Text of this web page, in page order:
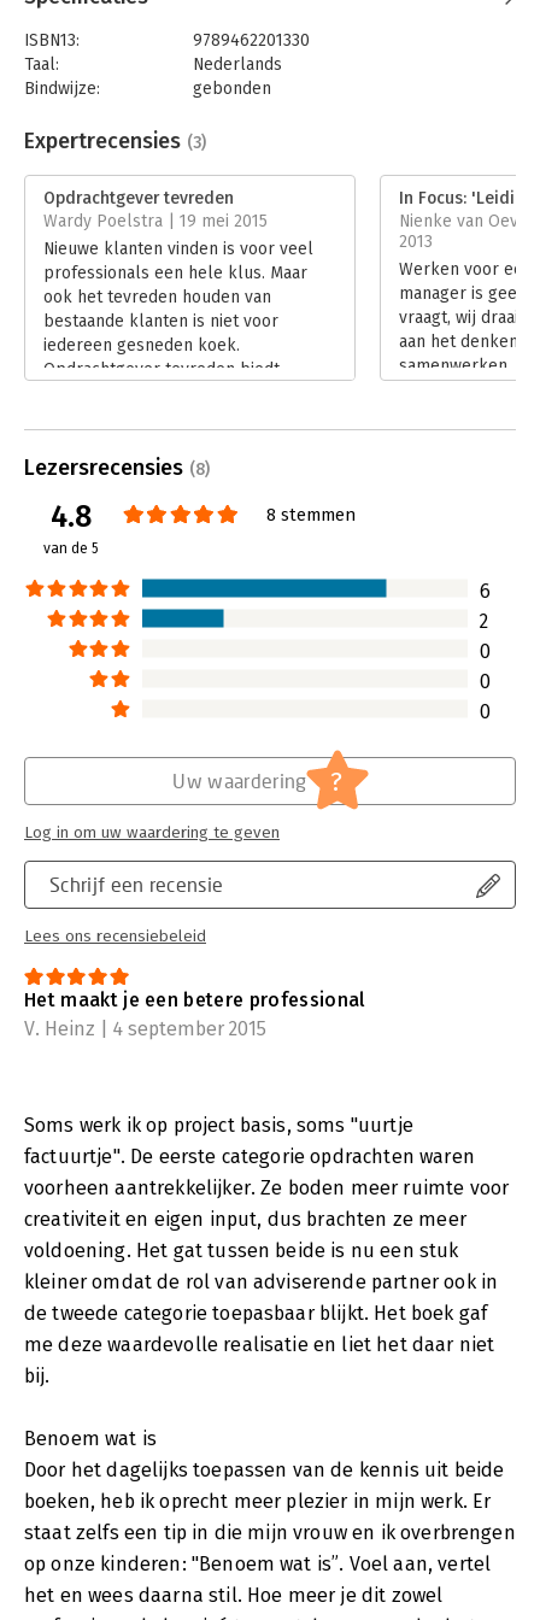
ISBN13:
9789462201330
Taal:
Nederlands
Bindwijze:
gebonden
Uitgever:
Boom
Verschijningsdatum:
Hoofdrubriek: Advisering
Expertrecensies (3)
Opdrachtgever tevreden
Wardy Poelstra | 19 mei 2015
Nieuwe klanten vinden is voor veel
professionals een hele klus. Maar
ook het tevreden houden van
bestaande klanten is niet voor
iedereen gesneden koek.
Opdrachtgever tevreden biedt
In Focus:
Nienke van
2013
Werken voor
manager is geen
vraagt, wij
aan het denken
samenwerken,
Wat vinden de
Lees verder
Lezersrecensies (8)
4.8
van de 5
8 stemmen
6
2
0
0
0
Schrijf een recensie
Lees ons recensiebeleid
Uw waardering ?
Log in om uw waardering te geven
Het maakt je een betere professional
V. Heinz | 4 september 2015
Soms werk ik op project basis, soms "uurtje
factuurtje". De eerste categorie opdrachten waren
voorheen aantrekkelijker. Ze boden meer ruimte voor
creativiteit en eigen input, dus brachten ze meer
voldoening. Het gat tussen beide is nu een stuk
kleiner omdat de rol van adviserende partner ook in
de tweede categorie toepasbaar blijkt. Het boek gaf
me deze waardevolle realisatie en liet het daar niet
bij.
Benoem wat is
Door het dagelijks toepassen van de kennis uit beide
boeken, heb ik oprecht meer plezier in mijn werk. Er
staat zelfs een tip in die mijn vrouw en ik overbrengen
op onze kinderen: "Benoem wat is”. Voel aan, vertel
het en wees daarna stil. Hoe meer je dit zowel